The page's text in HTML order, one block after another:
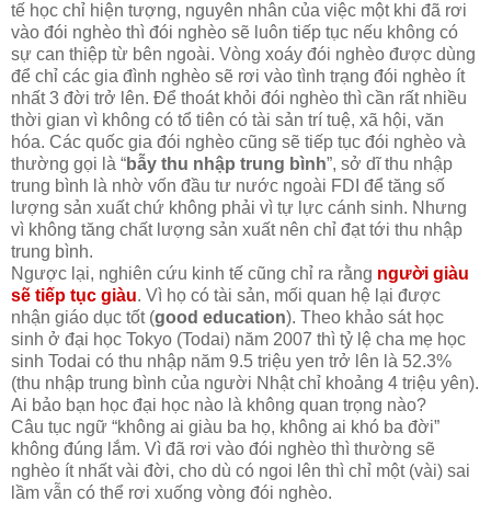
tế học chỉ hiện tượng, nguyên nhân của việc một khi đã rơi
vào đói nghèo thì đói nghèo sẽ luôn tiếp tục nếu không có
sự can thiệp từ bên ngoài. Vòng xoáy đói nghèo được dùng
để chỉ các gia đình nghèo sẽ rơi vào tình trạng đói nghèo ít
nhất 3 đời trở lên. Để thoát khỏi đói nghèo thì cần rất nhiều
thời gian vì không có tổ tiên có tài sản trí tuệ, xã hội, văn
hóa. Các quốc gia đói nghèo cũng sẽ tiếp tục đói nghèo và
thường gọi là “bẫy thu nhập trung bình”, sở dĩ thu nhập
trung bình là nhờ vốn đầu tư nước ngoài FDI để tăng số
lượng sản xuất chứ không phải vì tự lực cánh sinh. Nhưng
vì không tăng chất lượng sản xuất nên chỉ đạt tới thu nhập
trung bình.
Ngược lại, nghiên cứu kinh tế cũng chỉ ra rằng người giàu
sẽ tiếp tục giàu. Vì họ có tài sản, mối quan hệ lại được
nhận giáo dục tốt (good education). Theo khảo sát học
sinh ở đại học Tokyo (Todai) năm 2007 thì tỷ lệ cha mẹ học
sinh Todai có thu nhập năm 9.5 triệu yen trở lên là 52.3%
(thu nhập trung bình của người Nhật chỉ khoảng 4 triệu yên).
Ai bảo bạn học đại học nào là không quan trọng nào?
Câu tục ngữ “không ai giàu ba họ, không ai khó ba đời”
không đúng lắm. Vì đã rơi vào đói nghèo thì thường sẽ
nghèo ít nhất vài đời, cho dù có ngoi lên thì chỉ một (vài) sai
lầm vẫn có thể rơi xuống vòng đói nghèo.